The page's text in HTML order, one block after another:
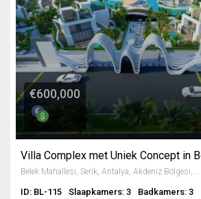
€600,000
Villa Complex met Uniek Concept in
ID: BL-115 Slaapkamers: 3 Badkamers: 3